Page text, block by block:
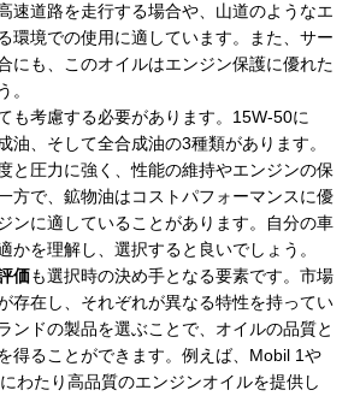
速道路を走行する場合や、山道のようなエ
環境での使用に適しています。また、サー
にも、このオイルはエンジン保護に優れた
。
も考慮する必要があります。15W-50に
油、そして全合成油の3種類があります。
と圧力に強く、性能の維持やエンジンの保
方で、鉱物油はコストパフォーマンスに優
ンに適していることがあります。自分の車
かを理解し、選択すると良いでしょう。
価も選択時の決め手となる要素です。市場
存在し、それぞれが異なる特性を持ってい
ンドの製品を選ぶことで、オイルの品質と
得ることができます。例えば、Mobil 1や
わたり高品質のエンジンオイルを提供し